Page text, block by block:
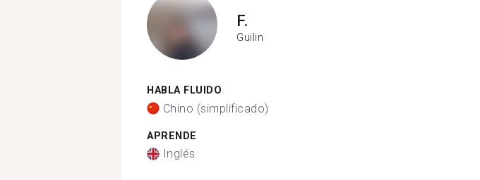
F.
Guilin
HABLA FLUIDO
Chino (simplificado)
APRENDE
Inglés